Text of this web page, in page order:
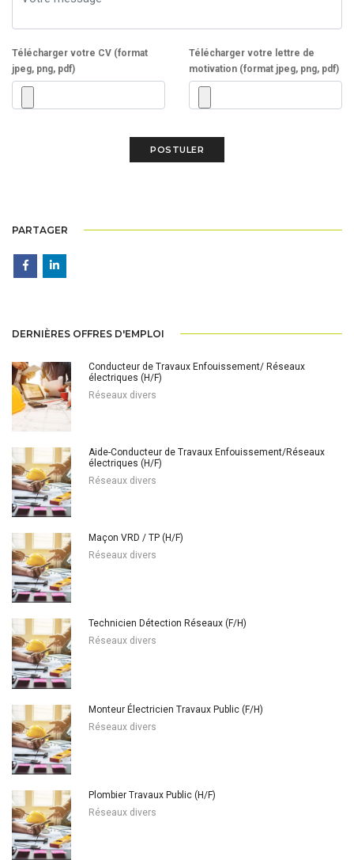
Télécharger votre CV (format
jpeg, png, pdf)
Télécharger votre lettre de
motivation (format jpeg, png, pdf)
PARTAGER
DERNIÈRES OFFRES D'EMPLOI
Conducteur de Travaux Enfouissement/ Réseaux
électriques (H/F)
Réseaux divers
Aide-Conducteur de Travaux Enfouissement/Réseaux
électriques (H/F)
Réseaux divers
Maçon VRD / TP (H/F)
Réseaux divers
Technicien Détection Réseaux (F/H)
Réseaux divers
Monteur Électricien Travaux Public (F/H)
Réseaux divers
Plombier Travaux Public (H/F)
Réseaux divers